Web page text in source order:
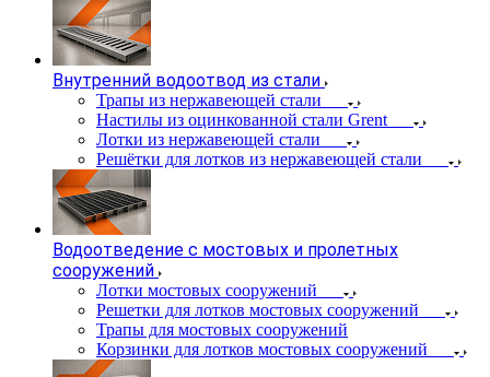
Внутренний водоотвод из стали
Трапы из нержавеющей стали
Настилы из оцинкованной стали Grent
Лотки из нержавеющей стали
Решётки для лотков из нержавеющей стали
Водоотведение с мостовых и пролетных
сооружений
Лотки мостовых сооружений
Решетки для лотков мостовых сооружений
Трапы для мостовых сооружений
Корзинки для лотков мостовых сооружений